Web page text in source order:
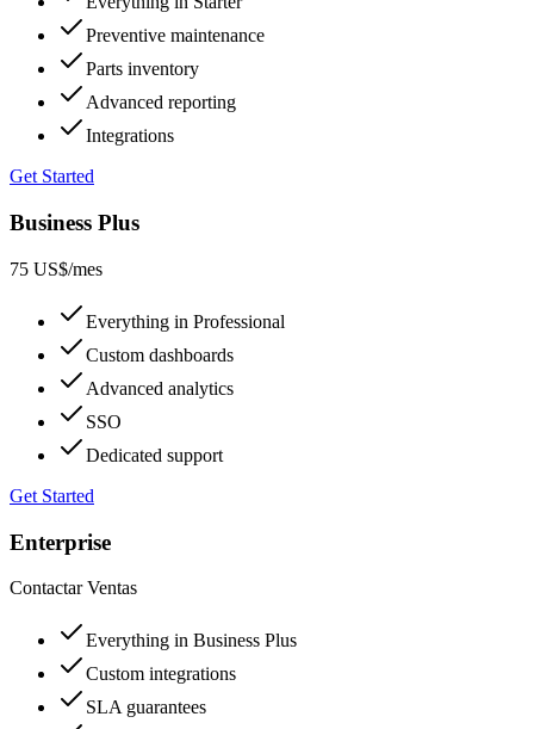
Preventive maintenance
Parts inventory
Advanced reporting
Integrations
Get Started
Business Plus
75 US$/mes
Everything in Professional
Custom dashboards
Advanced analytics
SSO
Dedicated support
Get Started
Enterprise
Contactar Ventas
Everything in Business Plus
Custom integrations
SLA guarantees